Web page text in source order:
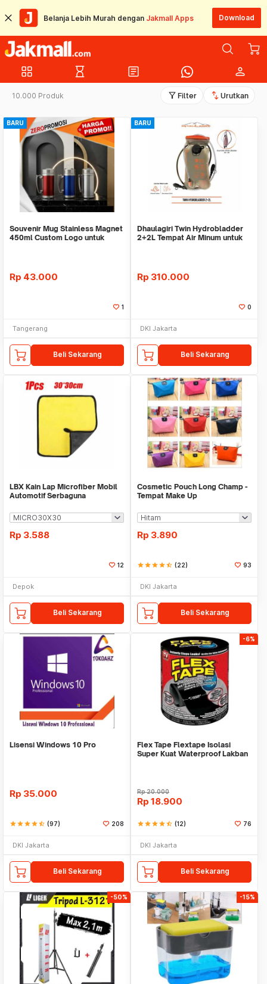
Belanja Lebih Murah dengan Jakmall Apps Download
grid_view hourglass_empty article person
10.000 Produk filter_alt Filter swap_vert Urutkan
BARU
Souvenir Mug Stainless Magnet
450ml Custom Logo untuk
Rp 43.000
1
Tangerang
Beli Sekarang
BARU
Dhaulagiri Twin Hydrobladder
2+2L Tempat Air Minum untuk
Rp 310.000
0
DKI Jakarta
Beli Sekarang
LBX Kain Lap Microfiber Mobil
Automotif Serbaguna
Rp 3.588
12
Depok
Beli Sekarang
Cosmetic Pouch Long Champ -
Tempat Make Up
Rp 3.890
starstarstarstarstar_half (22) 93
DKI Jakarta
Beli Sekarang
Lisensi Windows 10 Pro
Rp 35.000
starstarstarstarstar_half (97) 208
DKI Jakarta
Beli Sekarang
-6%
Flex Tape Flextape Isolasi
Super Kuat Waterproof Lakban
Rp20.000
Rp 18.900
starstarstarstarstar_half (12) 76
DKI Jakarta
Beli Sekarang
-50% -15%